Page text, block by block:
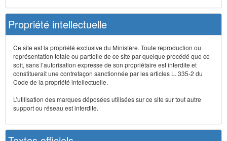
Propriété intellectuelle
Ce site est la propriété exclusive du Ministère. Toute reproduction ou
représentation totale ou partielle de ce site par quelque procédé que ce
soit, sans l’autorisation expresse de son propriétaire est interdite et
constituerait une contrefaçon sanctionnée par les articles L. 335-2 du
Code de la propriété intellectuelle.
L’utilisation des marques déposées utilisées sur ce site sur tout autre
support ou réseau est interdite.